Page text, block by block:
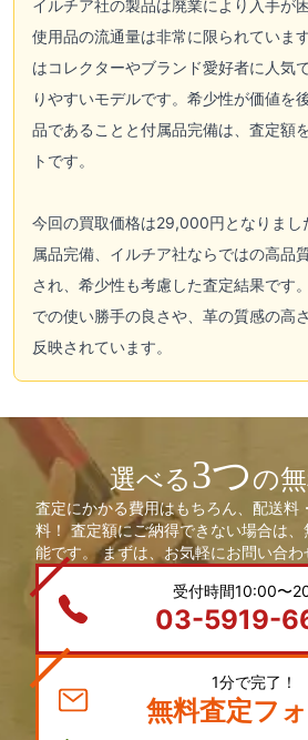
イルチア社の製品は廃業により入手が
使用品の流通量は非常に限られていま
はコレクターやブランド愛好者に人気
りやすいモデルです。希少性が価値を
品であることと付属品完備は、査定額
トです。
今回の買取価格は29,000円となりまし
属品完備、イルチア社ならではの高品
され、希少性も考慮した査定結果です
での使い勝手の良さや、革の質感の高
反映されています。
選べる3つの
査定にかかる費用はもちろん、配送料
料！ 査定額にご納得できない場合は
能です。 まずは、お気軽にお問い合わ
03-5919-
1分で完了！
無料査定フ